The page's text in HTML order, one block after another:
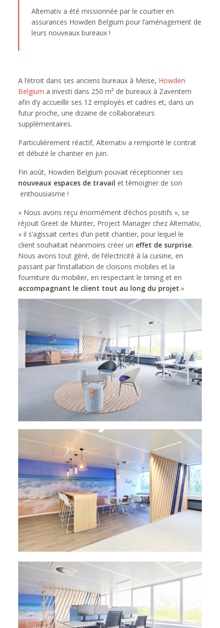
Alternativ a été missionnée par le courtier en
assurances Howden Belgium pour l’aménagement de
leurs nouveaux bureaux !
A l’étroit dans ses anciens bureaux à Meise, Howden
Belgium a investi dans 250 m² de bureaux à Zaventem
afin d’y accueillir ses 12 employés et cadres et, dans un
futur proche, une dizaine de collaborateurs
supplémentaires.
Particulièrement réactif, Alternativ a remporté le contrat
et débuté le chantier en juin.
Fin août, Howden Belgium pouvait réceptionner ses
nouveaux espaces de travail et témoigner de son
enthousiasme !
« Nous avons reçu énormément d’échos positifs », se
réjouit Greet de Munter, Project Manager chez Alternativ,
« il s’agissait certes d’un petit chantier, pour lequel le
client souhaitait néanmoins créer un effet de surprise.
Nous avons tout géré, de l’électricité à la cuisine, en
passant par l’installation de cloisons mobiles et la
fourniture du mobilier, en respectant le timing et en
accompagnant le client tout au long du projet.»